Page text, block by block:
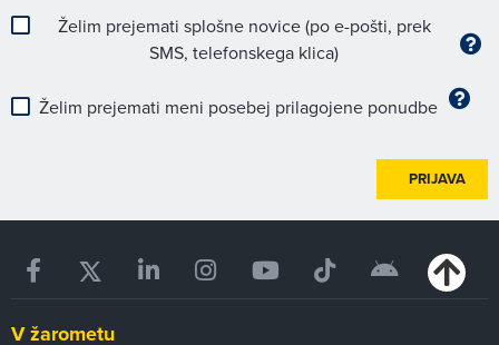
Želim prejemati splošne novice (po e-pošti, prek
SMS, telefonskega klica)
Želim prejemati meni posebej prilagojene ponudbe
PRIJAVA
V žarometu